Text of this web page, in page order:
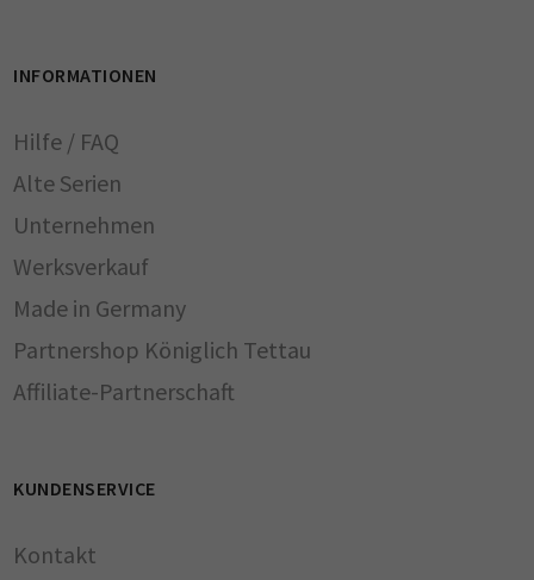
INFORMATIONEN
Hilfe / FAQ
Alte Serien
Unternehmen
Werksverkauf
Made in Germany
Partnershop Königlich Tettau
Affiliate-Partnerschaft
KUNDENSERVICE
Kontakt